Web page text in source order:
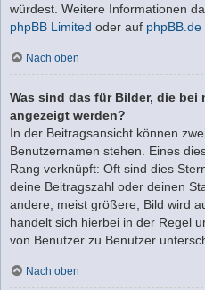
würdest. Weitere Informationen
phpBB Limited oder auf phpBB.de
Nach oben
Was sind das für Bilder, die bei
angezeigt werden?
In der Beitragsansicht können
Benutzernamen stehen. Eines
Rang verknüpft: Oft sind dies
deine Beitragszahl oder deinen
andere, meist größere, Bild wird
handelt sich hierbei in der Regel
von Benutzer zu Benutzer
Nach oben